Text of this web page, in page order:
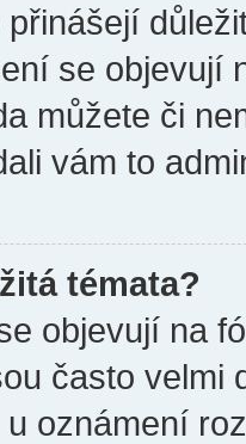
se objevují
můžete či
vám to
témata?
objevují na
často velmi
oznámení